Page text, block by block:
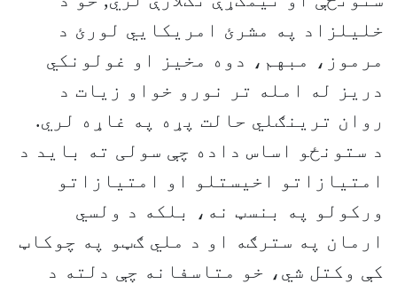
خليلزاد په مشرئ امريکايي لورئ د
مرموز، مبهم، دوه مخيز او غولونکي
دريز له امله تر نورو خواو زيات د
روان ترينګلي حالت پړه په غاړه لري.
د ستونځو اساس داده چې سولی ته باید د
امتیازاتو اخيستلو او امتیازاتو
ورکولو په بنسټ نه، بلکه د ولسي
ارمان په سترګه او د ملي ګټو په چوکاټ
کې وکتل شي، خو متاسفانه چې دلته د